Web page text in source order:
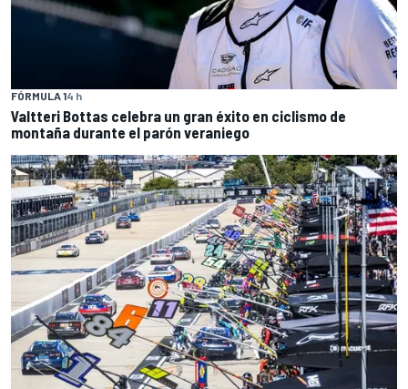
FÓRMULA 14 h
Valtteri Bottas celebra un gran éxito en ciclismo de
montaña durante el parón veraniego